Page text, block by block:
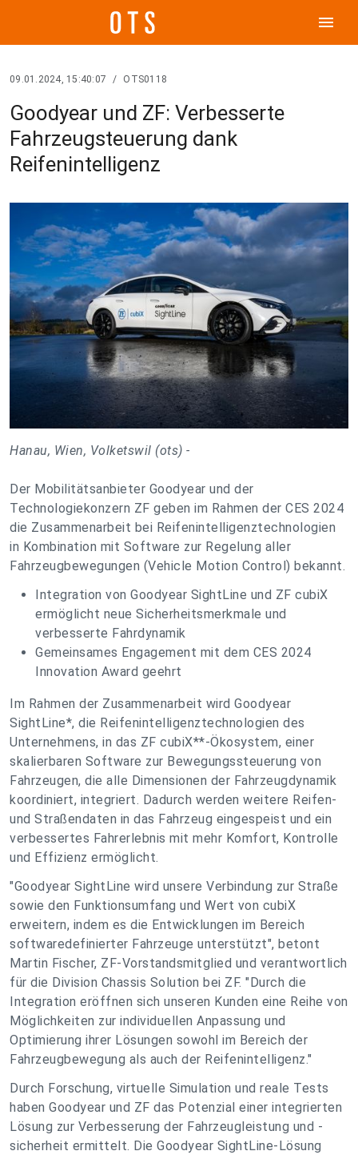
menu
09.01.2024, 15:40:07 / OTS0118
Goodyear und ZF: Verbesserte
Fahrzeugsteuerung dank
Reifenintelligenz
Hanau, Wien, Volketswil (ots) -
Der Mobilitätsanbieter Goodyear und der
Technologiekonzern ZF geben im Rahmen der CES 2024
die Zusammenarbeit bei Reifenintelligenztechnologien
in Kombination mit Software zur Regelung aller
Fahrzeugbewegungen (Vehicle Motion Control) bekannt.
Integration von Goodyear SightLine und ZF cubiX
ermöglicht neue Sicherheitsmerkmale und
verbesserte Fahrdynamik
Gemeinsames Engagement mit dem CES 2024
Innovation Award geehrt
Im Rahmen der Zusammenarbeit wird Goodyear
SightLine*, die Reifenintelligenztechnologien des
Unternehmens, in das ZF cubiX**-Ökosystem, einer
skalierbaren Software zur Bewegungssteuerung von
Fahrzeugen, die alle Dimensionen der Fahrzeugdynamik
koordiniert, integriert. Dadurch werden weitere Reifen-
und Straßendaten in das Fahrzeug eingespeist und ein
verbessertes Fahrerlebnis mit mehr Komfort, Kontrolle
und Effizienz ermöglicht.
"Goodyear SightLine wird unsere Verbindung zur Straße
sowie den Funktionsumfang und Wert von cubiX
erweitern, indem es die Entwicklungen im Bereich
softwaredefinierter Fahrzeuge unterstützt", betont
Martin Fischer, ZF-Vorstandsmitglied und verantwortlich
für die Division Chassis Solution bei ZF. "Durch die
Integration eröffnen sich unseren Kunden eine Reihe von
Möglichkeiten zur individuellen Anpassung und
Optimierung ihrer Lösungen sowohl im Bereich der
Fahrzeugbewegung als auch der Reifenintelligenz."
Durch Forschung, virtuelle Simulation und reale Tests
haben Goodyear und ZF das Potenzial einer integrierten
Lösung zur Verbesserung der Fahrzeugleistung und -
sicherheit ermittelt. Die Goodyear SightLine-Lösung